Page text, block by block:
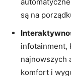
są na
infotainment,
najnowszych
komfort i